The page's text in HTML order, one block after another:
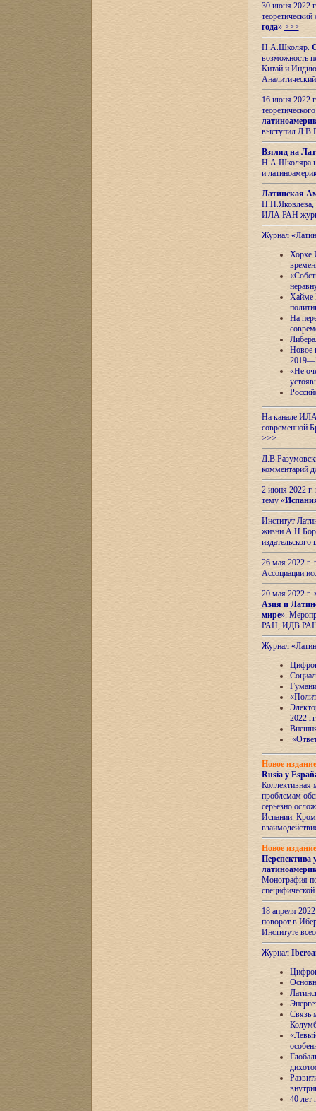
30 июня 2022
года» >>>
Н.А.Школяр.
возможность
Китай и
16 июня 2022
выступил
Взгляд на
Н.А.Школяра
и
Латинская
П.П.Яковлева,
ИЛА РАН
Журнал
Хорхе
Хайме
На
Новое
«Не
На канале ИЛА
современной
>>>
комментарий
2 июня 2022 г.
тему «
Институт
жизни
26 мая 2022
Ассоциации
20 мая 2022
Азия и
мире».
РАН, ИДВ
Журнал
2022
Новое
Rusia y
Коллективная
проблемам
серьезно
Испании.
Новое
Перспектива
Монография
18 апреля
поворот в
Институте
Журнал
Связь
40 лет